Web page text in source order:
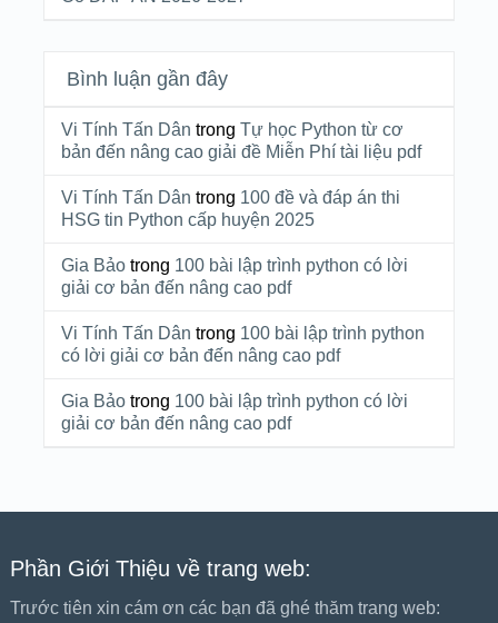
Bình luận gần đây
Vi Tính Tấn Dân trong Tự học Python từ cơ
bản đến nâng cao giải đề Miễn Phí tài liệu pdf
Vi Tính Tấn Dân trong 100 đề và đáp án thi
HSG tin Python cấp huyện 2025
Gia Bảotrong 100 bài lập trình python có lời
giải cơ bản đến nâng cao pdf
Vi Tính Tấn Dân trong 100 bài lập trình python
có lời giải cơ bản đến nâng cao pdf
Gia Bảotrong 100 bài lập trình python có lời
giải cơ bản đến nâng cao pdf
Phần Giới Thiệu về trang web:
Trước tiên xin cám ơn các bạn đã ghé thăm trang web: